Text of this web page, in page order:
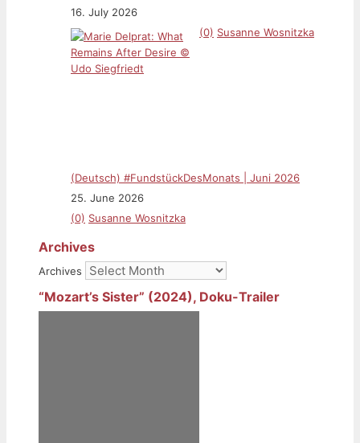
16. July 2026
(0) Susanne Wosnitzka
(Deutsch) #FundstückDesMonats | Juni 2026
25. June 2026
(0) Susanne Wosnitzka
Archives
Archives
“Mozart’s Sister” (2024), Doku-Trailer